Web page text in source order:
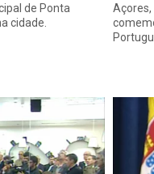
de Ponta
cidade.
Açores,